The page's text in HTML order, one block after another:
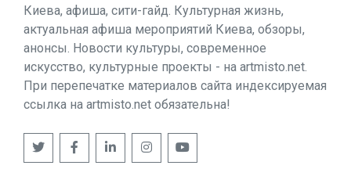
Киева, афиша, сити-гайд. Культурная жизнь,
актуальная афиша мероприятий Киева, обзоры,
анонсы. Новости культуры, современное
искусство, культурные проекты - на artmisto.net.
При перепечатке материалов сайта индексируемая
ссылка на artmisto.net обязательна!